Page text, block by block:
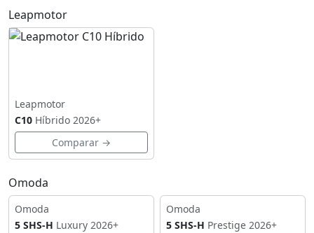
Leapmotor
Leapmotor
C10 Híbrido 2026+
Comparar →
Omoda
Omoda
5 SHS-H Luxury 2026+
Omoda
5 SHS-H Prestige 2026+